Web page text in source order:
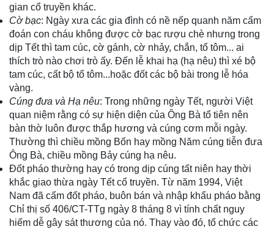
gian cổ truyền khác.
Cờ bạc: Ngày xưa các gia đình có nề nếp quanh năm cấm
đoán con cháu không được cờ bạc rượu chè nhưng trong
dịp Tết thì tam cúc, cờ gánh, cờ nhảy, chắn, tổ tôm... ai
thích trò nào chơi trò ấy. Đến lễ khai hạ (hạ nêu) thì xé bộ
tam cúc, cất bộ tổ tôm...hoặc đốt các bộ bài trong lễ hóa
vàng.
Cúng đưa và Hạ nêu: Trong những ngày Tết, người Việt
quan niệm rằng có sự hiện diện của Ông Bà tổ tiên nên
bàn thờ luôn được thắp hương và cúng cơm mỗi ngày.
Thường thì chiều mồng Bốn hay mồng Năm cúng tiễn đưa
Ông Bà, chiều mồng Bảy cúng hạ nêu.
Đốt pháo thường hay có trong dịp cúng tất niên hay thời
khắc giao thừa ngày Tết cổ truyền. Từ năm 1994, Việt
Nam đã cấm đốt pháo, buôn bán và nhập khẩu pháo bằng
Chỉ thị số 406/CT-TTg ngày 8 tháng 8 vì tính chất nguy
hiểm dễ gây sát thương của nó. Thay vào đó, tổ chức các